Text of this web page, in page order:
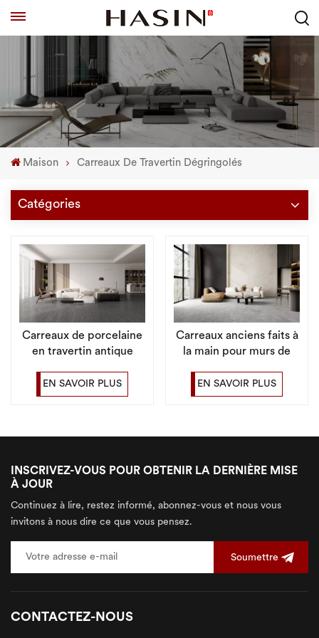
Maison Carreaux De Travertin Dégringolés
Catégories
Carreaux de porcelaine
en travertin antique
zones à fort trafic
EN SAVOIR PLUS
Carreaux anciens faits à
la main pour murs de
rustiques
EN SAVOIR PLUS
INSCRIVEZ-VOUS POUR OBTENIR LA DERNIÈRE MISE
À JOUR
Continuez à lire, restez informé, abonnez-vous et nous vous
invitons à nous dire ce que vous pensez.
Soumettre
CONTACTEZ-NOUS